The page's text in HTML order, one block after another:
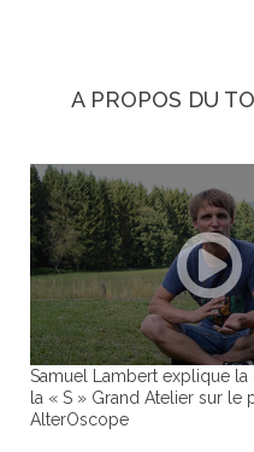
A PROPOS DU
Samuel Lambert explique
la « S » Grand Atelier sur le
AlterOscope